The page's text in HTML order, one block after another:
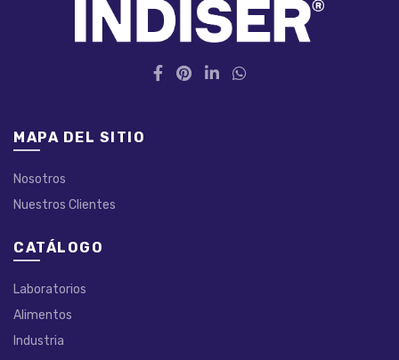
MAPA DEL SITIO
Nosotros
Nuestros Clientes
CATÁLOGO
Laboratorios
Alimentos
Industria